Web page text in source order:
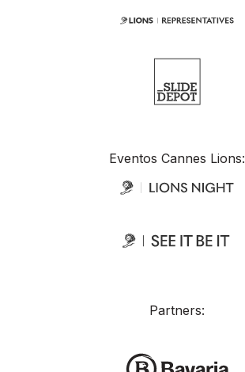
Eventos Cannes Lions:
Partners: